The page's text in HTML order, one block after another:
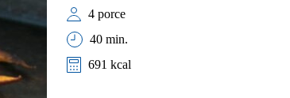
4 porce
40 min.
691 kcal